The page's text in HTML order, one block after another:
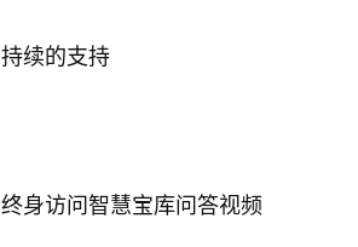
持续的支持
终身访问智慧宝库问答视频